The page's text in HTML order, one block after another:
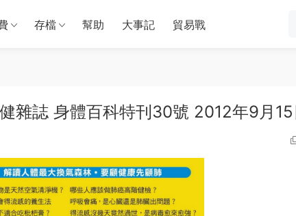
存檔 幫助 大事記 貿易戰
雜誌 身體百科特刊30號 2012年9月